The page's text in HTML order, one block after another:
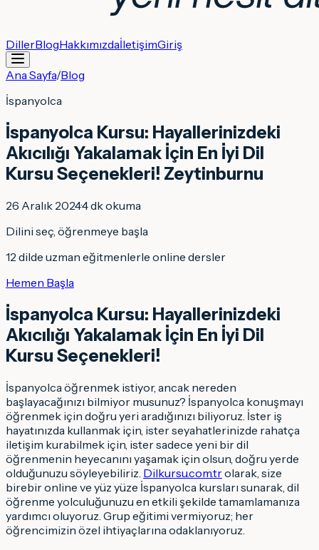
DillerBlogHakkımızdaİletişimGiriş
Ana Sayfa/Blog
İspanyolca
İspanyolca Kursu: Hayallerinizdeki
Akıcılığı Yakalamak İçin En İyi Dil
Kursu Seçenekleri! Zeytinburnu
26 Aralık 2024·4dk okuma
Dilini seç, öğrenmeye başla
12 dilde uzman eğitmenlerle online dersler
Hemen Başla
İspanyolca Kursu: Hayallerinizdeki
Akıcılığı Yakalamak İçin En İyi Dil
Kursu Seçenekleri!
İspanyolca öğrenmek istiyor, ancak nereden
başlayacağınızı bilmiyor musunuz? İspanyolca konuşmayı
öğrenmek için doğru yeri aradığınızı biliyoruz. İster iş
hayatınızda kullanmak için, ister seyahatlerinizde rahatça
iletişim kurabilmek için, ister sadece yeni bir dil
öğrenmenin heyecanını yaşamak için olsun, doğru yerde
olduğunuzu söyleyebiliriz. Dilkursu.com.trolarak, size
birebir online ve yüz yüze İspanyolca kursları sunarak, dil
öğrenme yolculuğunuzu en etkili şekilde tamamlamanıza
yardımcı oluyoruz. Grup eğitimi vermiyoruz; her
öğrencimizin özel ihtiyaçlarına odaklanıyoruz.